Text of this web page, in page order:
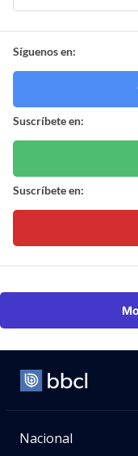
Síguenos en:
Suscríbete en:
Suscríbete en:
Nacional